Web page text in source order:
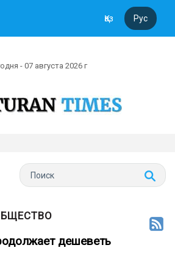
Қаз Рус
- 07 августа 2026 г
дешеветь